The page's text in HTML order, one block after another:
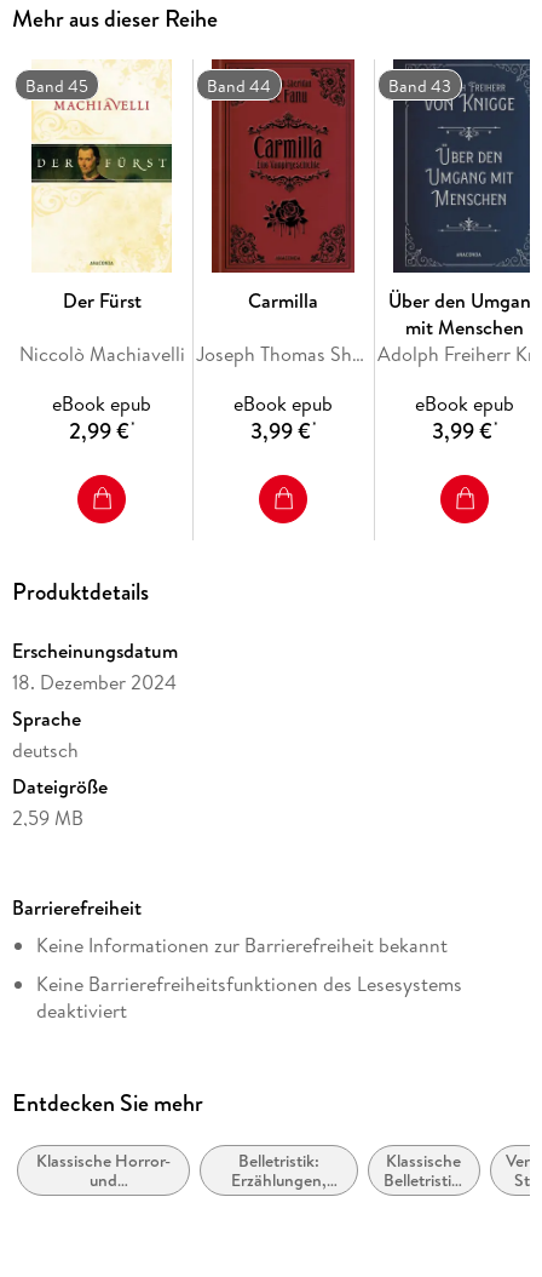
'Der größte Horror-Autor des 20. Jahrhunderts ist H. P.
Lovecraft, daran gibt es keinen Zweifel.' Stephen King
Neuübersetzung und Vorwort von Dr. Florian F. Marzin
Prägend für Film, Kunst und Literatur: 'Alien', John
Carpenters 'Das Ding aus einer anderen Welt'. Autor*innen
Neil Gaiman, Wolfgang Hohlbein, Stephen King, Clive
Barker und sogar ein Arno Schmidt
Lovecraft ist überall: Ob im Computerspiel oder bei Brett-
und Escape-Spielen, der Mythos Lovecraft lebt!
Mehr aus dieser Reihe
Band 45
Der Fürst
Niccolò Machiavelli
eBook epub
2,99 €*
Band 44
Carmilla
Joseph Thomas Sheridan Le Fanu
eBook epub
3,99 €*
Band 43
Über den Umgang
mit Menschen
eBook epub
3,99 €*
Produktdetails
Erscheinungsdatum
18. Dezember 2024
Sprache
deutsch
Dateigröße
2,59 MB
Autor/Autorin
H. P. Lovecraft
Übersetzung
Florian F. Marzin
Florian F. Marzin
Penguin Random House
Kopierschutz
Barrierefreiheit
Keine Informationen zur Barrierefreiheit bekannt
Keine Barrierefreiheitsfunktionen des Lesesystems
deaktiviert
barrierefreiheit@penguinrandomhouse.de
Entdecken Sie mehr
Klassische Horror-
und
Geistergeschichten
Belletristik:
Erzählungen,
Kurzgeschichten,
Klassische
Belletristik:
allgemein